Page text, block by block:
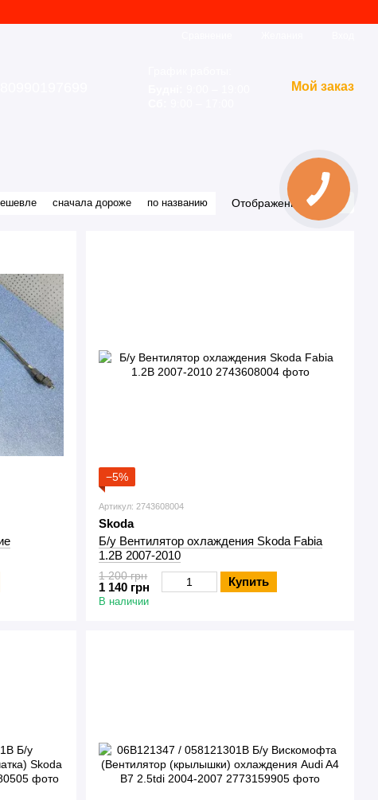
Мой заказ
сначала дороже по названию Отображение:
−5%
Артикул: 2743608004
Skoda
Б/у Вентилятор охлаждения Skoda Fabia
1.2B 2007-2010
1 200 грн
1 140 грн Купить
В наличии